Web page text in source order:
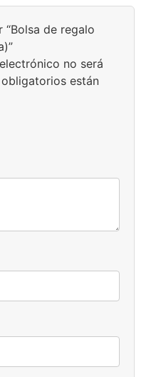
“Bolsa de regalo
no será
están